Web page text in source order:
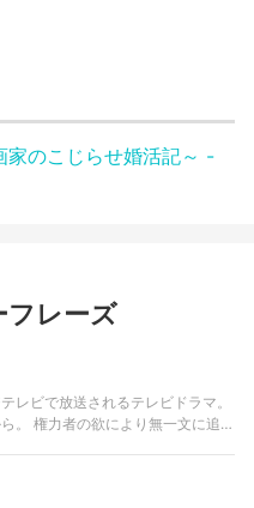
家のこじらせ婚活記～ -
フレーズ
レビで放送されるテレビドラマ。
追い